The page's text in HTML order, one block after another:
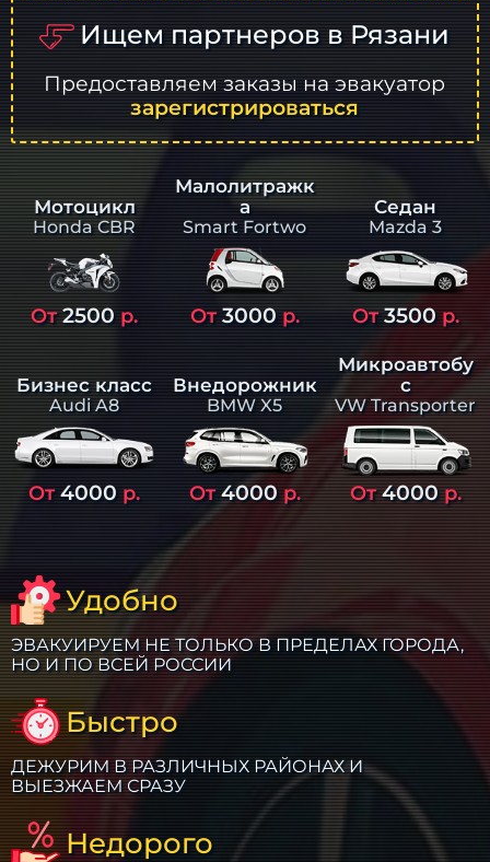
Ищем партнеров в Рязани
Предоставляем заказы на эвакуатор
зарегистрироваться
Мотоцикл
Honda CBR
От2500р.
Малолитражк
а
Smart Fortwo
От3000р.
Седан
Mazda 3
От3500р.
Бизнес класс
Audi A8
От4000 р.
Внедорожник
BMW X5
От4000р.
Микроавтобу
с
VW Transporter
От4000р.
Удобно
ЭВАКУИРУЕМ НЕ ТОЛЬКО В ПРЕДЕЛАХ ГОРОДА,
НО И ПО ВСЕЙ РОССИИ
Быстро
ДЕЖУРИМ В РАЗЛИЧНЫХ РАЙОНАХ И
ВЫЕЗЖАЕМ СРАЗУ
Недорого